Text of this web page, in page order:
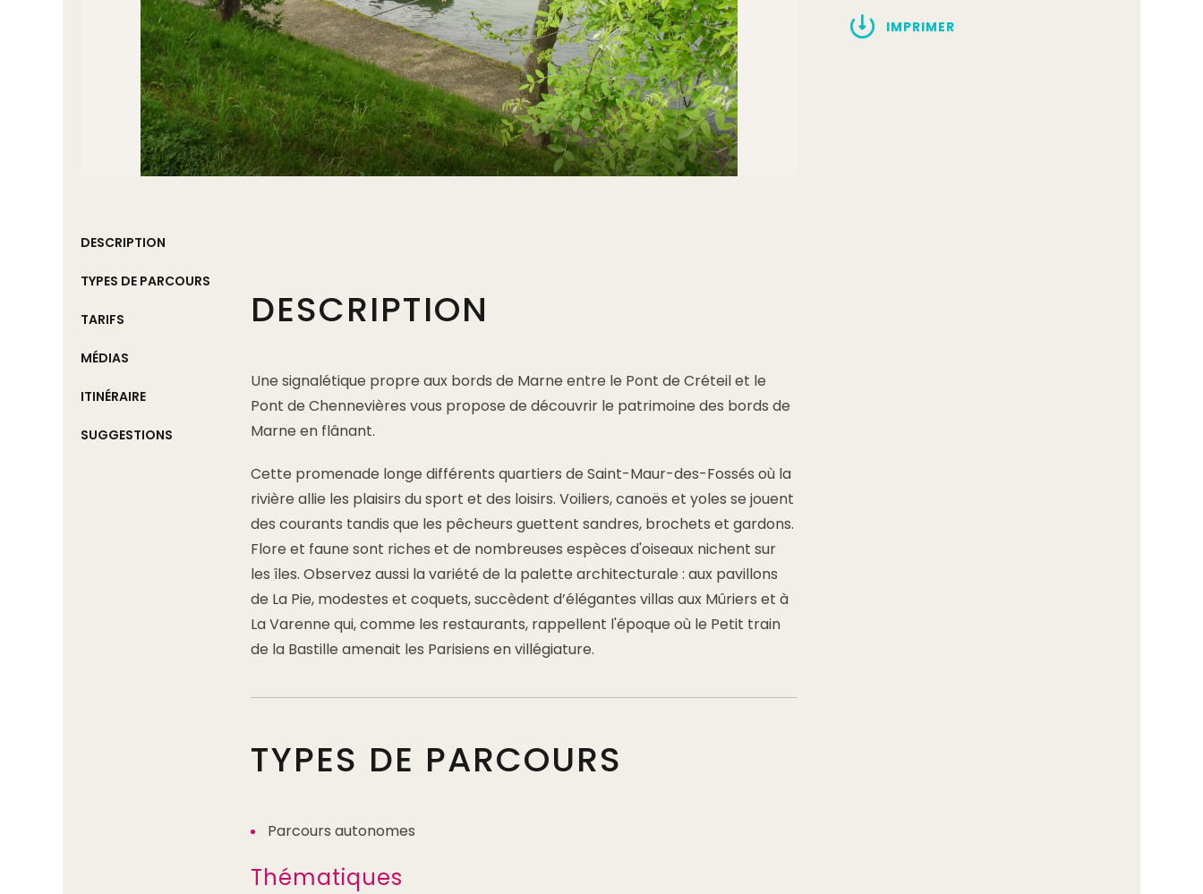
DESCRIPTION
TYPES DE PARCOURS
TARIFS
MÉDIAS
ITINÉRAIRE
SUGGESTIONS
DESCRIPTION
Une signalétique propre aux bords de Marne entre le Pont de Créteil et le
Pont de Chennevières vous propose de découvrir le patrimoine des bords de
Marne en flânant.
Cette promenade longe différents quartiers de Saint-Maur-des-Fossés où la
rivière allie les plaisirs du sport et des loisirs. Voiliers, canoës et yoles se jouent
des courants tandis que les pêcheurs guettent sandres, brochets et gardons.
Flore et faune sont riches et de nombreuses espèces d'oiseaux nichent sur
les îles. Observez aussi la variété de la palette architecturale : aux pavillons
de La Pie, modestes et coquets, succèdent d’élégantes villas aux Mûriers et à
La Varenne qui, comme les restaurants, rappellent l'époque où le Petit train
de la Bastille amenait les Parisiens en villégiature.
TYPES DE PARCOURS
Parcours autonomes
Thématiques
IMPRIMER